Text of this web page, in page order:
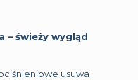
– świeży wygląd
usuwa